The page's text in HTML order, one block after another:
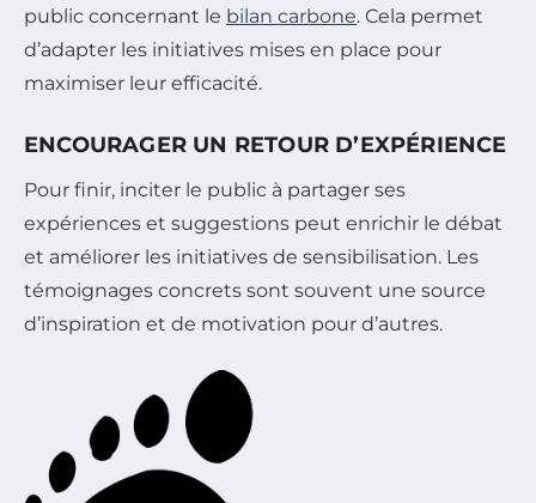
public concernant le bilan carbone. Cela permet
d’adapter les initiatives mises en place pour
maximiser leur efficacité.
ENCOURAGER UN RETOUR D’EXPÉRIENCE
Pour finir, inciter le public à partager ses
expériences et suggestions peut enrichir le débat
et améliorer les initiatives de sensibilisation. Les
témoignages concrets sont souvent une source
d’inspiration et de motivation pour d’autres.